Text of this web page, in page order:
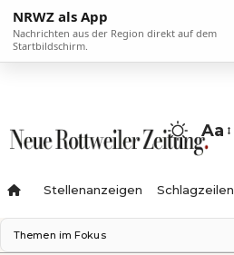
NRWZ als App
Nachrichten aus der Region direkt auf dem
Startbildschirm.
Aa
Stellenanzeigen Schlagzeilen
Themen im Fokus